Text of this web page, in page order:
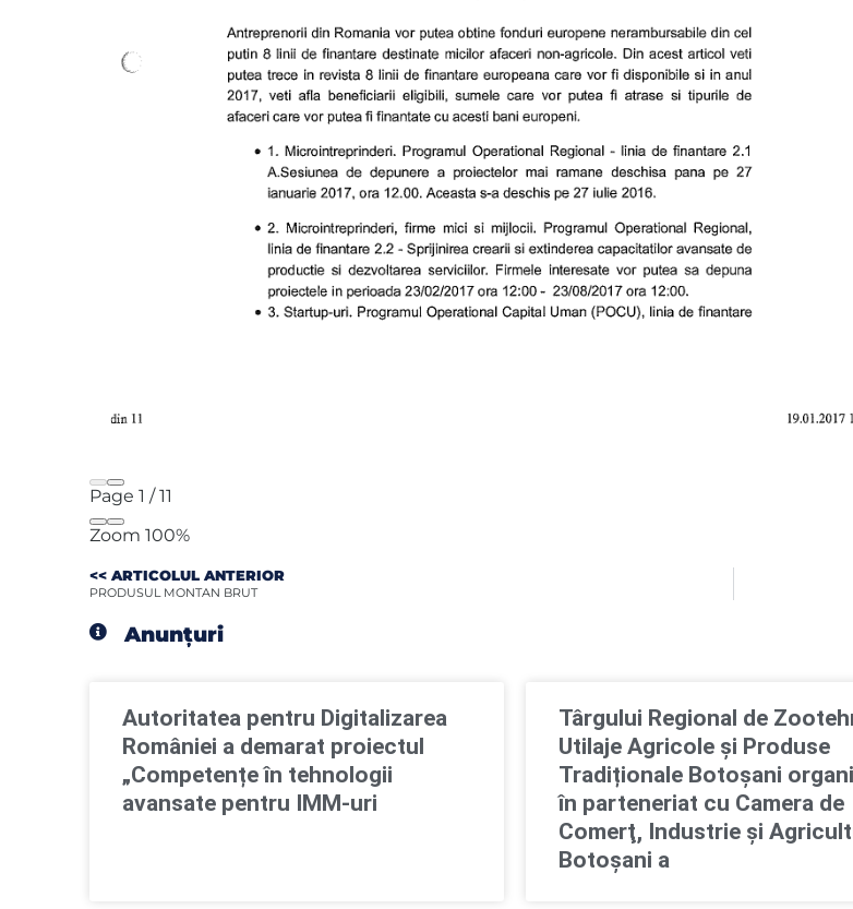
Page 1 /11
Zoom 100%
<< ARTICOLUL ANTERIOR
PRODUSUL MONTAN BRUT
Anunțuri
Autoritatea pentru Digitalizarea
României a demarat proiectul
„Competențe în tehnologii
avansate pentru IMM-uri
Târgului Regional de
Utilaje Agricole și Produse
Tradiționale Botoșani
în parteneriat cu Camera de
Comerţ, Industrie şi
Botoşani a